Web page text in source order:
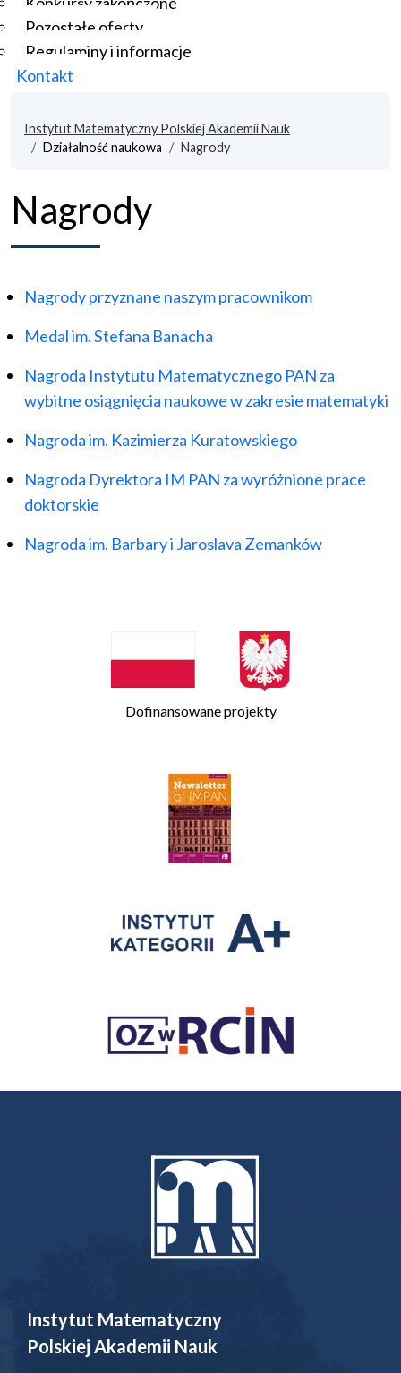
Pozostałe oferty
Regulaminy i informacje
Kontakt
Instytut Matematyczny Polskiej Akademii Nauk
Działalność naukowa
Nagrody
Nagrody
Nagrody przyznane naszym pracownikom
Medal im. Stefana Banacha
Nagroda Instytutu Matematycznego PAN za
wybitne osiągnięcia naukowe w zakresie matematyki
Nagroda im. Kazimierza Kuratowskiego
Nagroda Dyrektora IM PAN za wyróżnione prace
doktorskie
Nagroda im. Barbary i Jaroslava Zemanków
Dofinansowane projekty
Instytut Matematyczny
Polskiej Akademii Nauk